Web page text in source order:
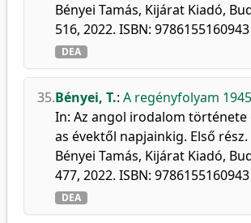
Bényei Tamás, Kijárat Kiadó,
516, 2022. ISBN: 9786155160943
DEA
35.Bényei, T.: A regényfolyam
In: Az angol irodalom története
as évektől napjainkig. Első rész.
Bényei Tamás, Kijárat Kiadó,
477, 2022. ISBN: 9786155160943
DEA